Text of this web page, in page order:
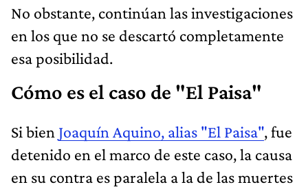
No obstante, continúan las investigaciones
en los que no se descartó completamente
esa posibilidad.
Cómo es el caso de "El Paisa"
Si bien Joaquín Aquino, alias "El Paisa", fue
detenido en el marco de este caso, la causa
en su contra es paralela a la de las muertes